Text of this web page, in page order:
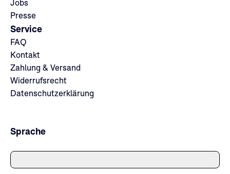
Jobs
Presse
Service
FAQ
Kontakt
Zahlung & Versand
Widerrufsrecht
Datenschutzerklärung
Sprache